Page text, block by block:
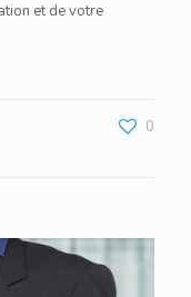
et de votre
0